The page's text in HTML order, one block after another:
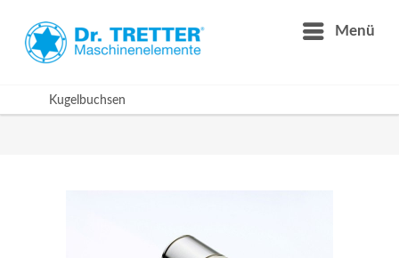
Menü
Kugelbuchsen